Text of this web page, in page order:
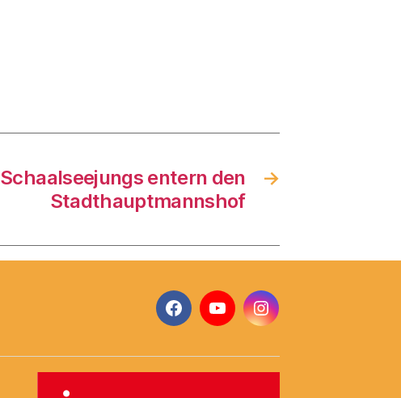
→
Schaalseejungs entern den
Stadthauptmannshof
FacebookYouTubeInstagram